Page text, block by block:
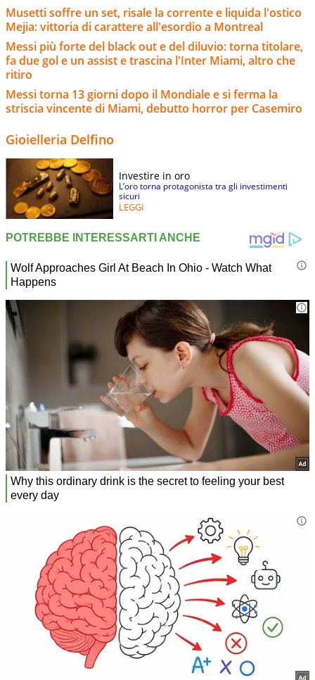
Musetti soffre un set, risale la corrente e liquida l'ostico
Mejia: vittoria di carattere all'esordio a Montreal
Messi più forte del black out e del diluvio: torna titolare,
fa due gol e un assist e trascina l'Inter Miami, altro che
ritiro
Messi torna 13 giorni dopo il Mondiale e si ferma la
striscia vincente di Miami, debutto horror per Casemiro
Gioielleria Delfino
Investire in oro
L’oro torna protagonista tra gli investimenti
sicuri
LEGGI